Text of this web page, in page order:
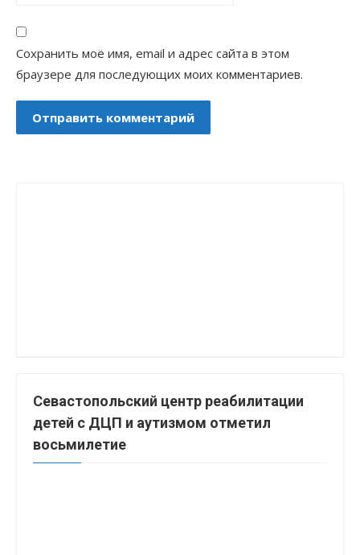
Сохранить моё имя, email и адрес сайта в этом
браузере для последующих моих комментариев.
Севастопольский центр реабилитации
детей с ДЦП и аутизмом отметил
восьмилетие